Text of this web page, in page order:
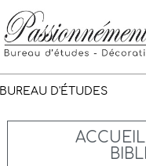
BUREAU D'ÉTUDES
ACCUEIL